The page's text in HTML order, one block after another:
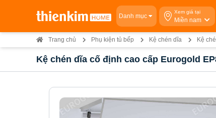
Danh mục
Xem giá tại
Miền nam
Trang chủ Phụ kiện tủ bếp Kệ chén dĩa Kệ
Kệ chén dĩa cố định cao cấp Eurogold